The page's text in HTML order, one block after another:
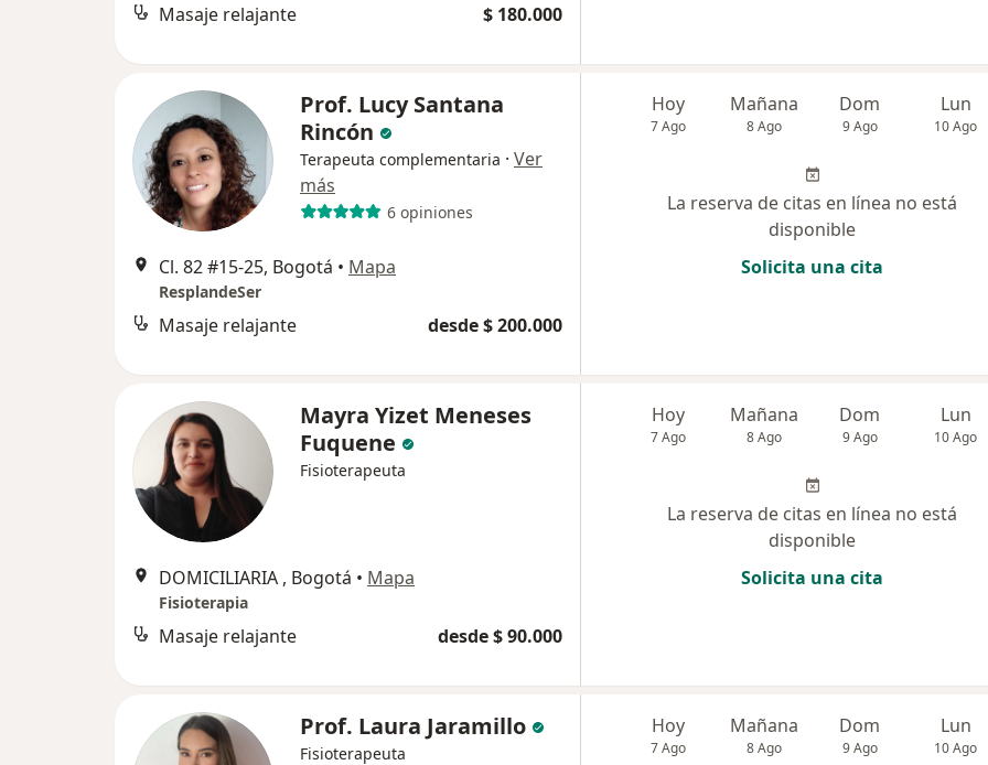
Masaje relajante $ 180.000
Prof. Lucy Santana
Rincón
Terapeuta complementaria · Ver
más
6 opiniones
Cl. 82 #15-25, Bogotá • Mapa
ResplandeSer
Masaje relajante desde $ 200.000
Hoy
7 Ago
Mañana
8 Ago
Dom
9 Ago
Lun
10 Ago
La reserva de citas en línea no está
disponible
Solicita una cita
Mayra Yizet Meneses
Fuquene
Fisioterapeuta
DOMICILIARIA , Bogotá • Mapa
Fisioterapia
Masaje relajante desde $ 90.000
Hoy
7 Ago
Mañana
8 Ago
Dom
9 Ago
Lun
10 Ago
La reserva de citas en línea no está
disponible
Solicita una cita
Prof. Laura Jaramillo
Fisioterapeuta
Hoy
7 Ago
Mañana
8 Ago
Dom
9 Ago
Lun
10 Ago